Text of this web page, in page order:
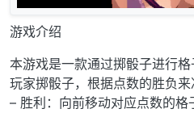
游戏介绍
本游戏是一款通过掷骰子进行格
玩家掷骰子，根据点数的胜负来
– 胜利：向前移动对应点数的格